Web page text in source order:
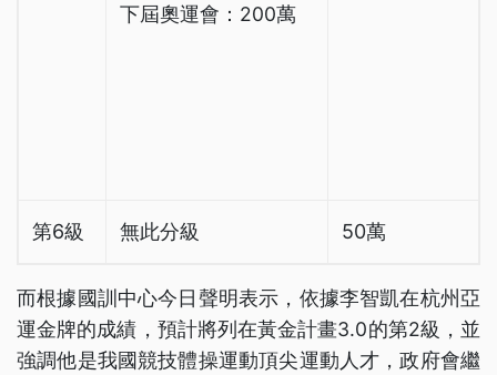
下屆奧運會：200萬
第6級 無此分級 50萬
而根據國訓中心今日聲明表示，依據李智凱在杭州亞
運金牌的成績，預計將列在黃金計畫3.0的第2級，並
強調他是我國競技體操運動頂尖運動人才，政府會繼